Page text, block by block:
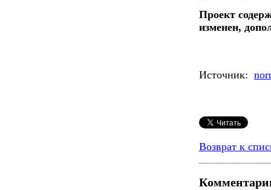
Проект
изменен,
Источник:
Возврат к